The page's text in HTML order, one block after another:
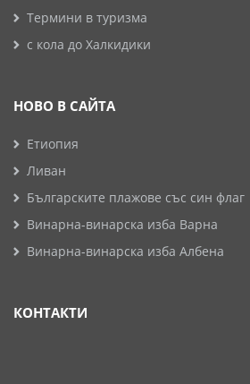
Термини в туризма
с кола до Халкидики
НОВО В САЙТА
Етиопия
Ливан
Българските плажове със син флаг
Винарна-винарска изба Варна
Винарна-винарска изба Албена
КОНТАКТИ